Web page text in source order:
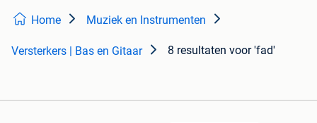
Home Muziek en Instrumenten
Versterkers | Bas en Gitaar 8 resultaten voor 'fad'